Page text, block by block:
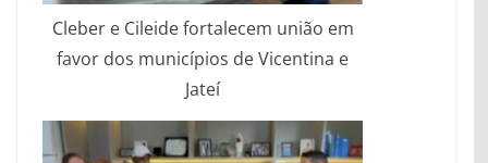
Cleber e Cileide fortalecem união em
favor dos municípios de Vicentina e
Jateí